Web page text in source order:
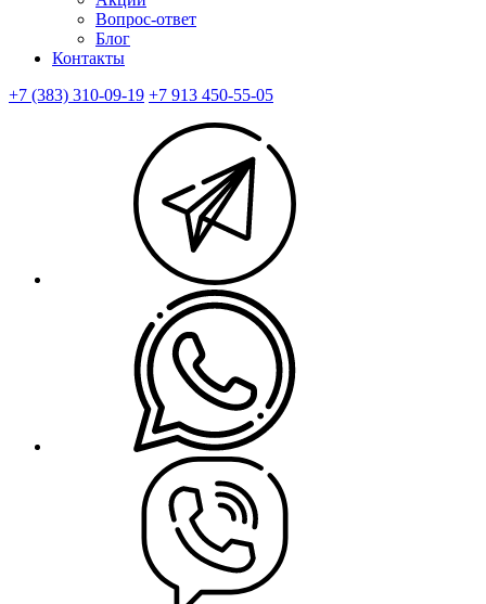
Вопрос-ответ
Блог
Контакты
+7 (383) 310-09-19 +7 913 450-55-05